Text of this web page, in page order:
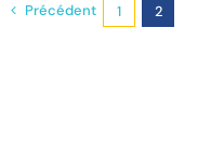
Précédent 1 2